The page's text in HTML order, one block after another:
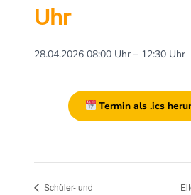
Uhr
28.04.2026 08:00 Uhr – 12:30 Uhr
Termin als .ics
Schüler- und